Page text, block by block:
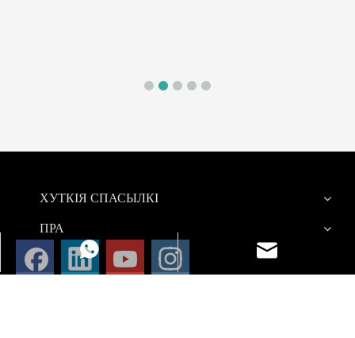
ХУТКІЯ СПАСЫЛКІ
WhatsApp
Электронная пошта
ПРА